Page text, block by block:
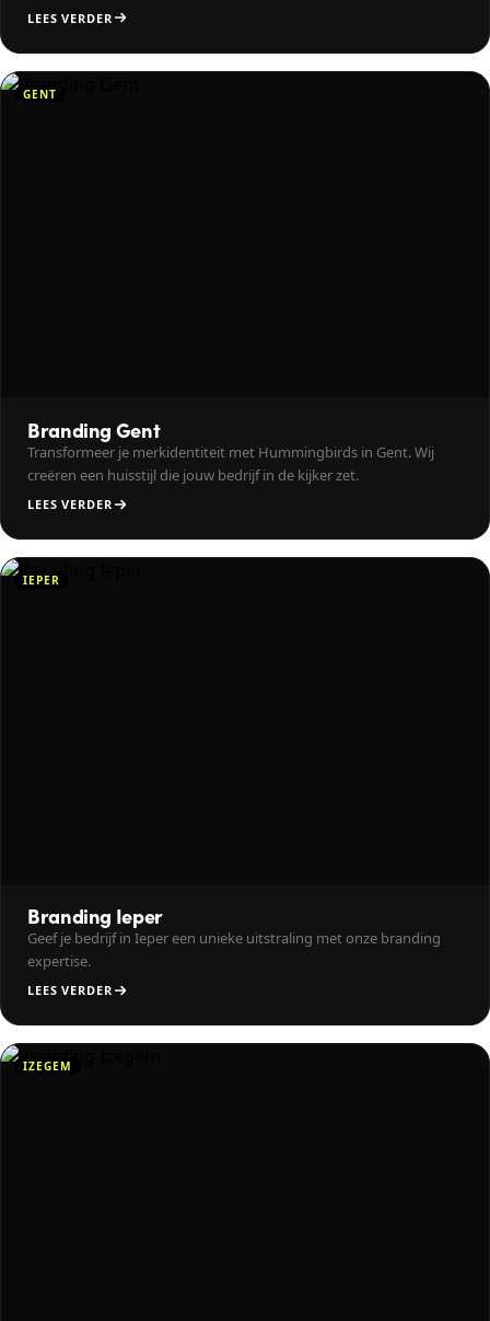
LEES VERDER
GENT
Branding Gent
Transformeer je merkidentiteit met Hummingbirds in Gent. Wij
creëren een huisstijl die jouw bedrijf in de kijker zet.
LEES VERDER
IEPER
Branding Ieper
Geef je bedrijf in Ieper een unieke uitstraling met onze branding
expertise.
LEES VERDER
IZEGEM